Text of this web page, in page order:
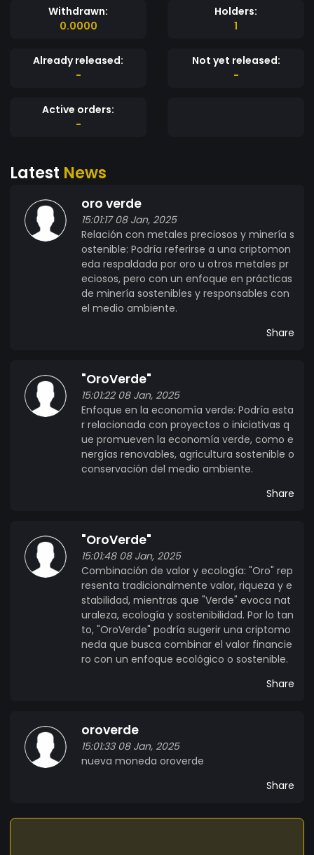
Withdrawn:
0.0000
Holders:
1
Already released:
-
Not yet released:
-
Active orders:
-
Latest News
oro verde
15:01:17 08 Jan, 2025
Relación con metales preciosos y minería s
ostenible: Podría referirse a una criptomon
eda respaldada por oro u otros metales pr
eciosos, pero con un enfoque en prácticas
de minería sostenibles y responsables con
el medio ambiente.
Share
"OroVerde"
15:01:22 08 Jan, 2025
Enfoque en la economía verde: Podría esta
r relacionada con proyectos o iniciativas q
ue promueven la economía verde, como e
nergías renovables, agricultura sostenible o
conservación del medio ambiente.
Share
"OroVerde"
15:01:48 08 Jan, 2025
Combinación de valor y ecología: "Oro" rep
resenta tradicionalmente valor, riqueza y e
stabilidad, mientras que "Verde" evoca nat
uraleza, ecología y sostenibilidad. Por lo tan
to, "OroVerde" podría sugerir una criptomo
neda que busca combinar el valor financie
ro con un enfoque ecológico o sostenible.
Share
oroverde
15:01:33 08 Jan, 2025
nueva moneda oroverde
Share